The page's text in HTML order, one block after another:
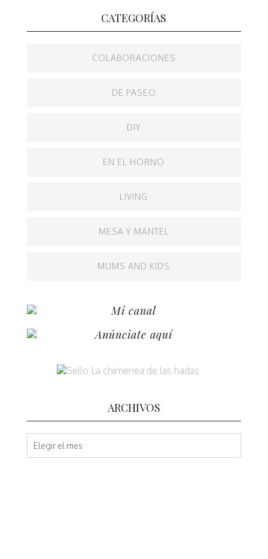
CATEGORÍAS
COLABORACIONES
DE PASEO
DIY
EN EL HORNO
LIVING
MESA Y MANTEL
MUMS AND KIDS
Mi canal
Anúnciate aquí
ARCHIVOS